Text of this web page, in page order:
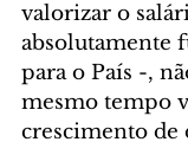
valorizar o
absolutamente
para o País -,
mesmo tempo
crescimento de